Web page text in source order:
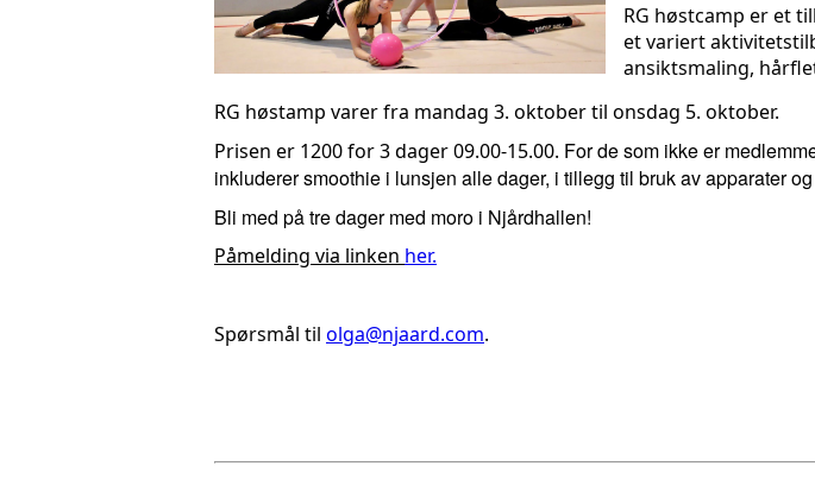
RG høstcamp er et
et variert
ansiktsmaling,
RG høstamp varer fra mandag 3. oktober til onsdag 5. oktober.
Prisen er 1200 for 3 dager 09.00-15.00. For de som ikke er
inkluderer smoothie i lunsjen alle dager, i tillegg til bruk av apparater
Bli med på tre dager med moro i Njårdhallen!
Påmelding via linken her.
Spørsmål til olga@njaard.com.